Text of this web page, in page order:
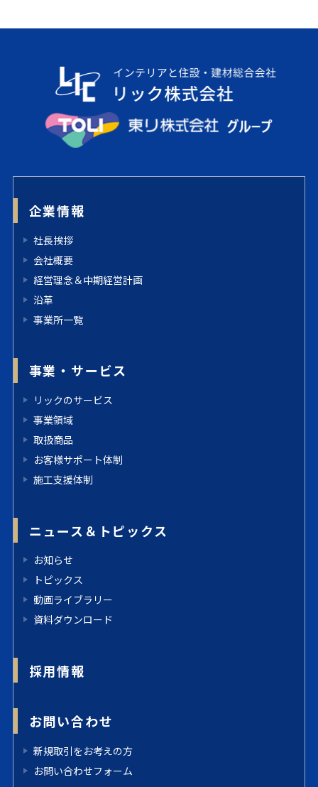
企業情報
社長挨拶
会社概要
経営理念＆中期経営計画
沿革
事業所一覧
事業・サービス
リックのサービス
事業領域
取扱商品
お客様サポート体制
施工支援体制
ニュース＆トピックス
お知らせ
トピックス
動画ライブラリー
資料ダウンロード
採用情報
お問い合わせ
新規取引をお考えの方
お問い合わせフォーム